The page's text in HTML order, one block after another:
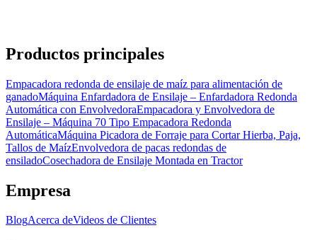
Productos principales
Empacadora redonda de ensilaje de maíz para alimentación de
ganadoMáquina Enfardadora de Ensilaje – Enfardadora Redonda
Automática con EnvolvedoraEmpacadora y Envolvedora de
Ensilaje – Máquina 70 Tipo Empacadora Redonda
AutomáticaMáquina Picadora de Forraje para Cortar Hierba, Paja,
Tallos de MaízEnvolvedora de pacas redondas de
ensiladoCosechadora de Ensilaje Montada en Tractor
Empresa
BlogAcerca deVideos de Clientes